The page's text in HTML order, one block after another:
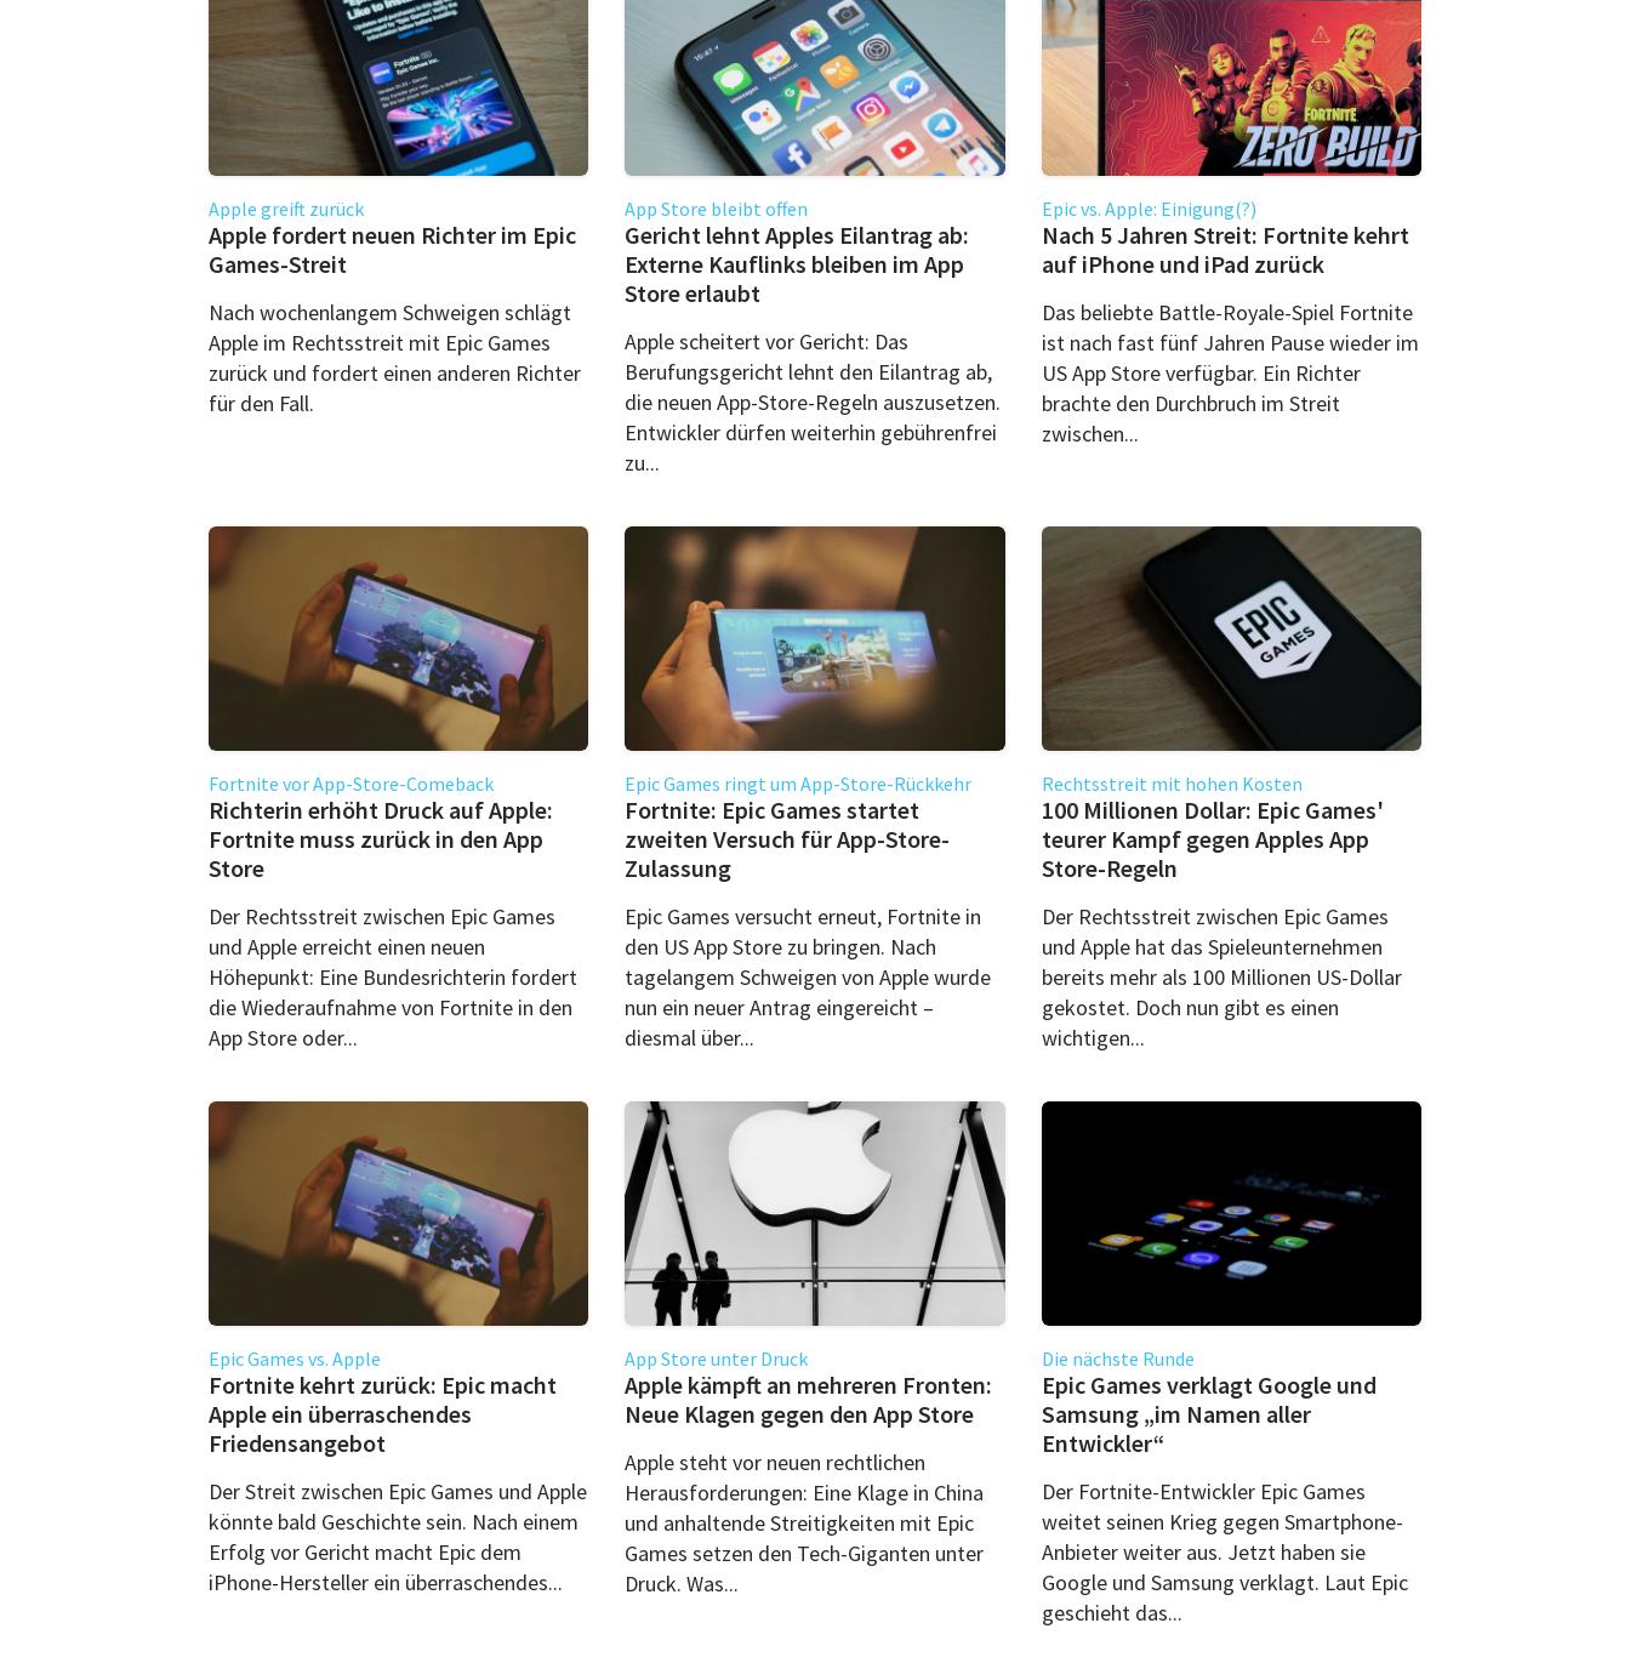
Apple greift zurück
Apple fordert neuen Richter im Epic
Games-Streit
Nach wochenlangem Schweigen schlägt
Apple im Rechtsstreit mit Epic Games
zurück und fordert einen anderen Richter
für den Fall.
App Store bleibt offen
Gericht lehnt Apples Eilantrag ab:
Externe Kauflinks bleiben im App
Store erlaubt
Apple scheitert vor Gericht: Das
Berufungsgericht lehnt den Eilantrag ab,
die neuen App-Store-Regeln auszusetzen.
Entwickler dürfen weiterhin gebührenfrei
zu...
Epic vs. Apple: Einigung(?)
Nach 5 Jahren Streit: Fortnite kehrt
auf iPhone und iPad zurück
Das beliebte Battle-Royale-Spiel Fortnite
ist nach fast fünf Jahren Pause wieder im
US App Store verfügbar. Ein Richter
brachte den Durchbruch im Streit
zwischen...
Fortnite vor App-Store-Comeback
Richterin erhöht Druck auf Apple:
Fortnite muss zurück in den App
Store
Der Rechtsstreit zwischen Epic Games
und Apple erreicht einen neuen
Höhepunkt: Eine Bundesrichterin fordert
die Wiederaufnahme von Fortnite in den
App Store oder...
Epic Games ringt um App-Store-Rückkehr
Fortnite: Epic Games startet
zweiten Versuch für App-Store-
Zulassung
Epic Games versucht erneut, Fortnite in
den US App Store zu bringen. Nach
tagelangem Schweigen von Apple wurde
nun ein neuer Antrag eingereicht –
diesmal über...
Rechtsstreit mit hohen Kosten
100 Millionen Dollar: Epic Games'
teurer Kampf gegen Apples App
Store-Regeln
Der Rechtsstreit zwischen Epic Games
und Apple hat das Spieleunternehmen
bereits mehr als 100 Millionen US-Dollar
gekostet. Doch nun gibt es einen
wichtigen...
Epic Games vs. Apple
Fortnite kehrt zurück: Epic macht
Apple ein überraschendes
Friedensangebot
Der Streit zwischen Epic Games und Apple
könnte bald Geschichte sein. Nach einem
Erfolg vor Gericht macht Epic dem
iPhone-Hersteller ein überraschendes...
App Store unter Druck
Apple kämpft an mehreren Fronten:
Neue Klagen gegen den App Store
Apple steht vor neuen rechtlichen
Herausforderungen: Eine Klage in China
und anhaltende Streitigkeiten mit Epic
Games setzen den Tech-Giganten unter
Druck. Was...
Die nächste Runde
Epic Games verklagt Google und
Samsung „im Namen aller
Entwickler“
Der Fortnite-Entwickler Epic Games
weitet seinen Krieg gegen Smartphone-
Anbieter weiter aus. Jetzt haben sie
Google und Samsung verklagt. Laut Epic
geschieht das...